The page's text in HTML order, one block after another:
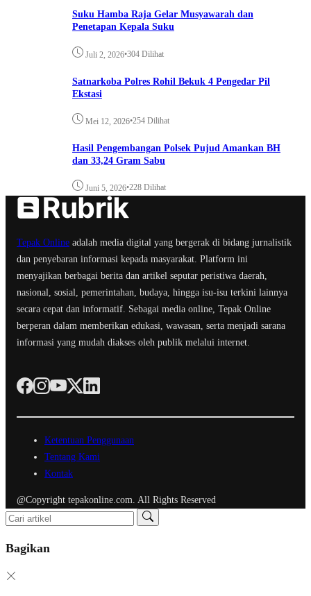
Suku Hamba Raja Gelar Musyawarah dan
Penetapan Kepala Suku
Juli 2, 2026•304 Dilihat
Satnarkoba Polres Rohil Bekuk 4 Pengedar Pil
Ekstasi
Mei 12, 2026•254 Dilihat
Hasil Pengembangan Polsek Pujud Amankan BH
dan 33,24 Gram Sabu
Juni 5, 2026•228 Dilihat
Tepak Online adalah media digital yang bergerak di bidang jurnalistik
dan penyebaran informasi kepada masyarakat. Platform ini
menyajikan berbagai berita dan artikel seputar peristiwa daerah,
nasional, sosial, pemerintahan, budaya, hingga isu-isu terkini lainnya
secara cepat dan informatif. Sebagai media online, Tepak Online
berperan dalam memberikan edukasi, wawasan, serta menjadi sarana
informasi yang mudah diakses oleh publik melalui internet.
Ketentuan Penggunaan
Tentang Kami
Kontak
@Copyright tepakonline.com. All Rights Reserved
Bagikan